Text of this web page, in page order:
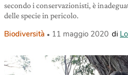
secondo i conservazionisti, è
delle specie in pericolo.
Biodiversità 11 maggio 2020 di